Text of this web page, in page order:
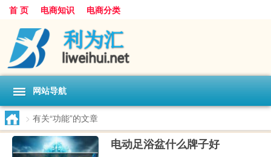
首 页 电商知识 电商分类
网站导航
> 有关“功能”的文章
电动足浴盆什么牌子好